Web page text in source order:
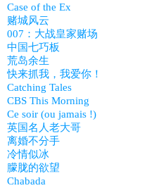
Case of the Ex
赌城风云
007：大战皇家赌场
中国七巧板
荒岛余生
快来抓我，我爱你！
Catching Tales
CBS This Morning
Ce soir (ou jamais !)
英国名人老大哥
离婚不分手
冷情似冰
朦胧的欲望
Chabada